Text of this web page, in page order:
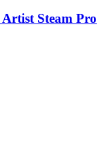
Steam Pro